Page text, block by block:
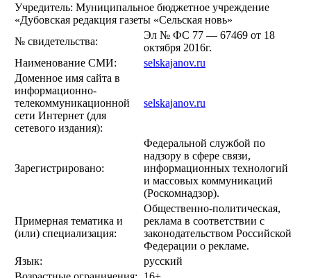
Учредитель: Муниципальное бюджетное учреждение
«Дубовская редакция газеты «Сельская новь»
№ свидетельства:
Эл № ФС 77 — 67469 от 18
октября 2016г.
Наименование СМИ:
selskajanov.ru
Доменное имя сайта в
информационно-
телекоммуникационной
сети Интернет (для
сетевого издания):
selskajanov.ru
Зарегистрировано:
Федеральной службой по
надзору в сфере связи,
информационных технологий
и массовых коммуникаций
(Роскомнадзор).
Примерная тематика и
(или) специализация:
Общественно-политическая,
реклама в соответствии с
законодательством Российской
Федерации о рекламе.
Язык:
русский